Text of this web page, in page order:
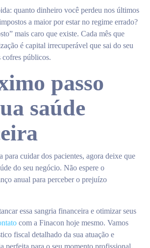
quanto dinheiro você perdeu nos últimos
a maior por estar no regime errado?
mais caro que existe. Cada mês que
é capital irrecuperável que sai do seu
cofres públicos.
passo
saúde
para cuidar dos pacientes, agora deixe que
do seu negócio. Não espere o
anual para perceber o prejuízo
essa sangria financeira e otimizar seus
com a Finacon hoje mesmo. Vamos
fiscal detalhado da sua atuação e
perfeita para o seu momento profissional.